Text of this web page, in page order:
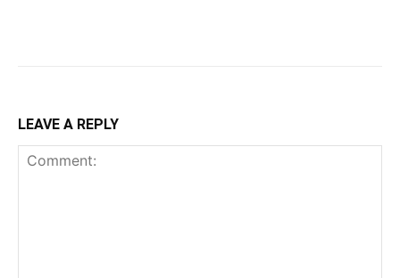
LEAVE A REPLY